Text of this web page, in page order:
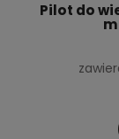
Pilot do